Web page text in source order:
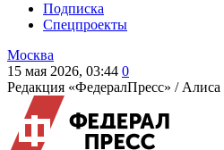
Подписка
Спецпроекты
Москва
15 мая 2026, 03:44 0
Редакция «ФедералПресс» / Алиса